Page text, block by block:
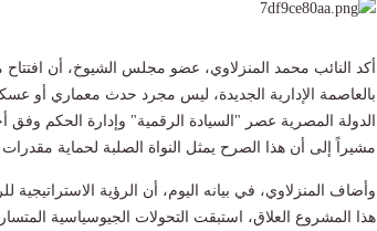
أكد النائب محمد المنزلاوي، عضو مجلس الشيوخ، أن افتتاح
بالعاصمة الإدارية الجديدة، ليس مجرد حدث معماري أو
الدولة المصرية عصر "السيادة الرقمية" وإدارة الحكم
مشيراً إلى أن هذا الصرح يمثل النواة الصلبة لحماية مقدرات
وأضاف المنزلاوي، في بيانه اليوم، أن الرؤية الاستراتيجية
هذا المشروع العلاق، استبقت التحولات الجيوسياسية